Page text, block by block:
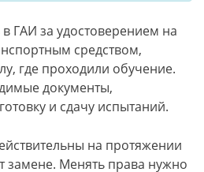
ГАИ за удостоверением на
средством,
где проходили обучение.
документы,
и сдачу испытаний.
на протяжении
замене. Менять права нужно